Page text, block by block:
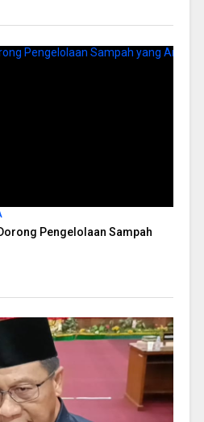
Pengelolaan Sampah